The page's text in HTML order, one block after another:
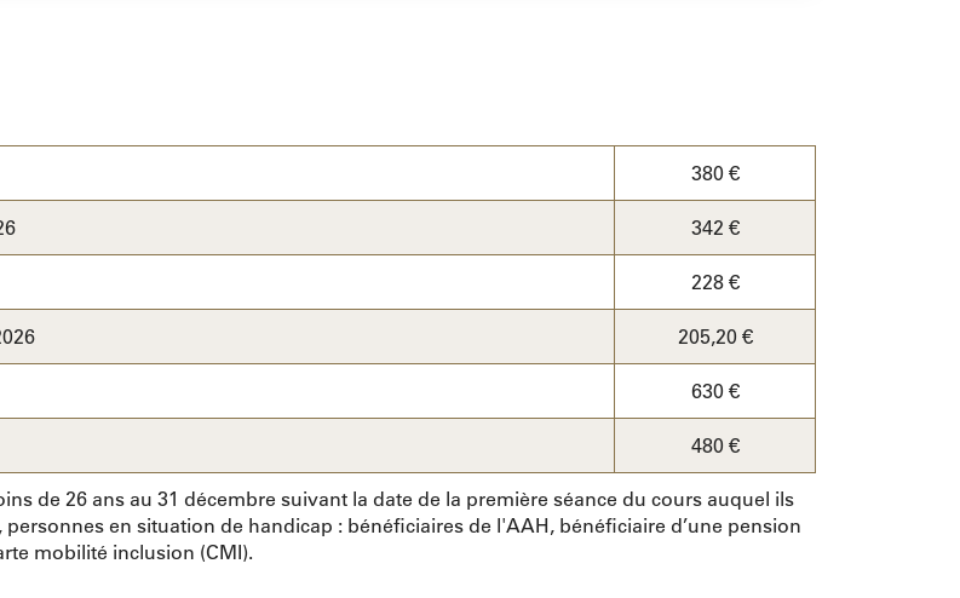
380 €
342 €
228 €
205,20 €
630 €
480 €
de 26 ans au 31 décembre suivant la date de la première séance du cours auquel ils
en situation de handicap : bénéficiaires de l'AAH, bénéficiaire d’une pension
mobilité inclusion (CMI).